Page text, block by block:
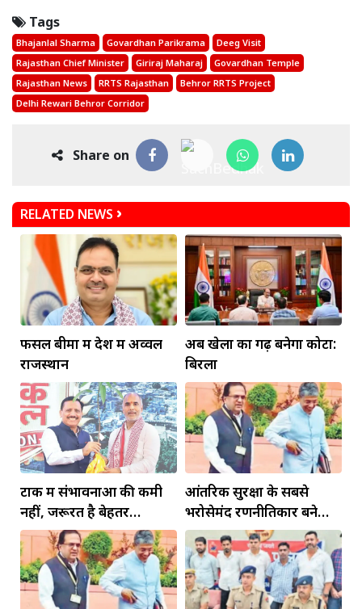
Tags
Bhajanlal Sharma Govardhan Parikrama
Deeg Visit
Rajasthan Chief Minister
Giriraj Maharaj
Govardhan Temple
Rajasthan News
RRTS Rajasthan
Behror RRTS Project
Delhi Rewari Behror Corridor
Share on
RELATED NEWS
फसल बीमा में देश में अव्वल
राजस्थान
अब खेलों का गढ़ बनेगा कोटा:
बिरला
टोंक में संभावनाओं की कमी
नहीं, जरूरत है बेहतर
इंफ्रास्ट्रक्चर की
आंतरिक सुरक्षा के सबसे
भरोसेमंद रणनीतिकार बने
रहेंगे गोविंद मोहन